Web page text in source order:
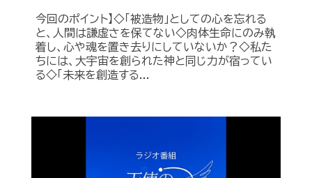
今回のポイント】◇「被造物」としての心を忘れる
と、人間は謙虚さを保てない◇肉体生命にのみ執
着し、心や魂を置き去りにしていないか？◇私た
ちには、大宇宙を創られた神と同じ力が宿ってい
る◇「未来を創造する...